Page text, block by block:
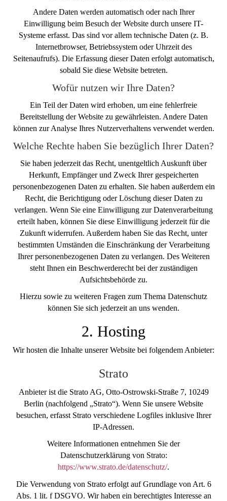
Andere Daten werden automatisch oder nach Ihrer
Einwilligung beim Besuch der Website durch unsere IT-
Systeme erfasst. Das sind vor allem technische Daten (z. B.
Internetbrowser, Betriebssystem oder Uhrzeit des
Seitenaufrufs). Die Erfassung dieser Daten erfolgt automatisch,
sobald Sie diese Website betreten.
Wofür nutzen wir Ihre Daten?
Ein Teil der Daten wird erhoben, um eine fehlerfreie
Bereitstellung der Website zu gewährleisten. Andere Daten
können zur Analyse Ihres Nutzerverhaltens verwendet werden.
Welche Rechte haben Sie bezüglich Ihrer Daten?
Sie haben jederzeit das Recht, unentgeltlich Auskunft über
Herkunft, Empfänger und Zweck Ihrer gespeicherten
personenbezogenen Daten zu erhalten. Sie haben außerdem ein
Recht, die Berichtigung oder Löschung dieser Daten zu
verlangen. Wenn Sie eine Einwilligung zur Datenverarbeitung
erteilt haben, können Sie diese Einwilligung jederzeit für die
Zukunft widerrufen. Außerdem haben Sie das Recht, unter
bestimmten Umständen die Einschränkung der Verarbeitung
Ihrer personenbezogenen Daten zu verlangen. Des Weiteren
steht Ihnen ein Beschwerderecht bei der zuständigen
Aufsichtsbehörde zu.
Hierzu sowie zu weiteren Fragen zum Thema Datenschutz
können Sie sich jederzeit an uns wenden.
2. Hosting
Wir hosten die Inhalte unserer Website bei folgendem Anbieter:
Strato
Anbieter ist die Strato AG, Otto-Ostrowski-Straße 7, 10249
Berlin (nachfolgend „Strato“). Wenn Sie unsere Website
besuchen, erfasst Strato verschiedene Logfiles inklusive Ihrer
IP-Adressen.
Weitere Informationen entnehmen Sie der
Datenschutzerklärung von Strato:
https://www.strato.de/datenschutz/.
Die Verwendung von Strato erfolgt auf Grundlage von Art. 6
Abs. 1 lit. f DSGVO. Wir haben ein berechtigtes Interesse an